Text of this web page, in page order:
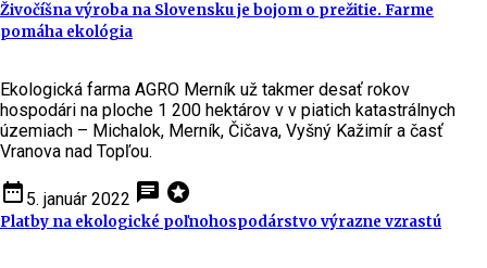
Živočíšna výroba na Slovensku je bojom o prežitie. Farme
pomáha ekológia
Ekologická farma AGRO Merník už takmer desať rokov
hospodári na ploche 1 200 hektárov v v piatich katastrálnych
územiach – Michalok, Merník, Čičava, Vyšný Kažimír a časť
Vranova nad Topľou.
date_range 5. január 2022 chat stars
Platby na ekologické poľnohospodárstvo výrazne vzrastú